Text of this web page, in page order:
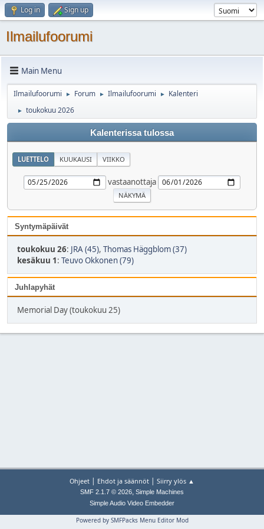
Log in Sign up
Ilmailufoorumi
Main Menu
Ilmailufoorumi ► Forum ► Ilmailufoorumi ► Kalenteri
► toukokuu 2026
Kalenterissa tulossa
LUETTELO KUUKAUSI VIIKKO
vastaanottaja
Syntymäpäivät
toukokuu 26: JRA (45), Thomas Häggblom (37)
kesäkuu 1: Teuvo Okkonen (79)
Juhlapyhät
Memorial Day (toukokuu 25)
Ohjeet | Ehdot ja säännöt | Siirry ylös ▲
SMF 2.1.7 © 2026, Simple Machines
Simple Audio Video Embedder
Powered by SMFPacks Menu Editor Mod